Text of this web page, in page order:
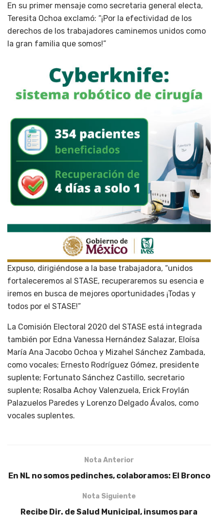
En su primer mensaje como secretaria general electa,
Teresita Ochoa exclamó: “¡Por la efectividad de los
derechos de los trabajadores caminemos unidos como
la gran familia que somos!”
Expuso, dirigiéndose a la base trabajadora, “unidos
fortaleceremos al STASE, recuperaremos su esencia e
iremos en busca de mejores oportunidades ¡Todas y
todos por el STASE!”
La Comisión Electoral 2020 del STASE está integrada
también por Edna Vanessa Hernández Salazar, Eloísa
María Ana Jacobo Ochoa y Mizahel Sánchez Zambada,
como vocales; Ernesto Rodríguez Gómez, presidente
suplente; Fortunato Sánchez Castillo, secretario
suplente; Rosalba Achoy Valenzuela, Erick Froylán
Palazuelos Paredes y Lorenzo Delgado Ávalos, como
vocales suplentes.
Nota Anterior
En NL no somos pedinches, colaboramos: El Bronco
Nota Siguiente
Recibe Dir. de Salud Municipal, insumos para